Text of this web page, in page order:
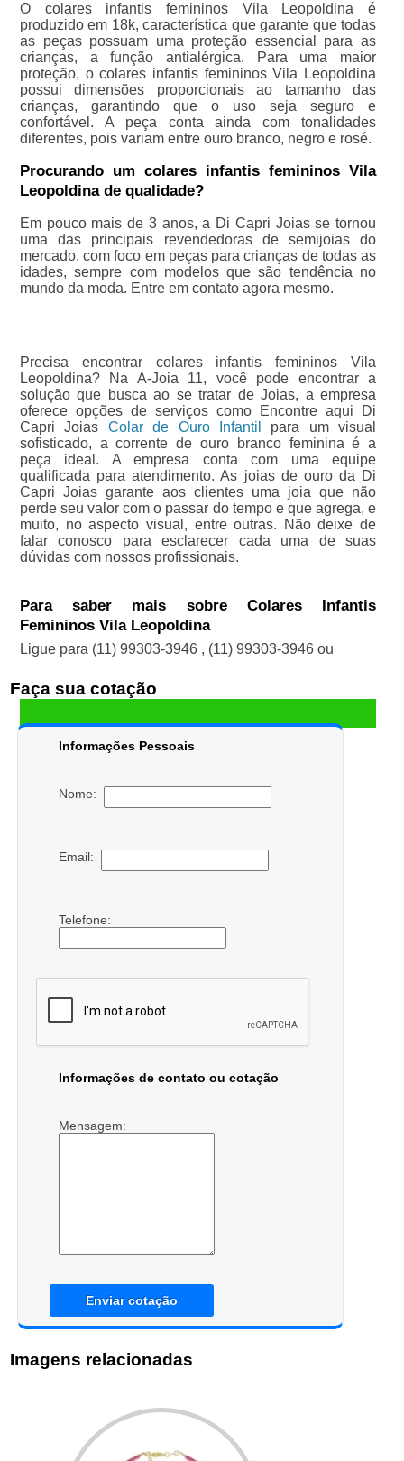
O colares infantis femininos Vila Leopoldina é
produzido em 18k, característica que garante que todas
as peças possuam uma proteção essencial para as
crianças, a função antialérgica. Para uma maior
proteção, o colares infantis femininos Vila Leopoldina
possui dimensões proporcionais ao tamanho das
crianças, garantindo que o uso seja seguro e
confortável. A peça conta ainda com tonalidades
diferentes, pois variam entre ouro branco, negro e rosé.
Procurando um colares infantis femininos Vila
Leopoldina de qualidade?
Em pouco mais de 3 anos, a Di Capri Joias se tornou
uma das principais revendedoras de semijoias do
mercado, com foco em peças para crianças de todas as
idades, sempre com modelos que são tendência no
mundo da moda. Entre em contato agora mesmo.
Precisa encontrar colares infantis femininos Vila
Leopoldina? Na A-Joia 11, você pode encontrar a
solução que busca ao se tratar de Joias, a empresa
oferece opções de serviços como Encontre aqui Di
Capri Joias Colar de Ouro Infantil
para um visual
sofisticado, a corrente de ouro branco feminina é a
peça ideal. A empresa conta com uma equipe
qualificada para atendimento. As joias de ouro da Di
Capri Joias garante aos clientes uma joia que não
perde seu valor com o passar do tempo e que agrega, e
muito, no aspecto visual, entre outras. Não deixe de
falar conosco para esclarecer cada uma de suas
dúvidas com nossos profissionais.
Para saber mais sobre Colares Infantis
Femininos Vila Leopoldina
Ligue para (11) 99303-3946 , (11) 99303-3946 ou
Faça sua cotação
Informações Pessoais
Nome:
Email:
Telefone:
Informações de contato ou cotação
Mensagem:
Enviar cotação
Imagens relacionadas